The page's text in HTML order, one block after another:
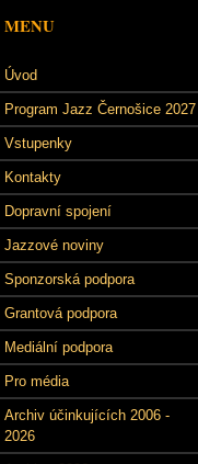
MENU
Úvod
Program Jazz Černošice 2027
Vstupenky
Kontakty
Dopravní spojení
Jazzové noviny
Sponzorská podpora
Grantová podpora
Mediální podpora
Pro média
Archiv účinkujících 2006 -
2026